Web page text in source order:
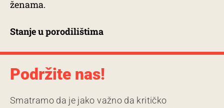
ženama.
Stanje u porodilištima
Podržite nas!
Smatramo da je jako važno da kritičko